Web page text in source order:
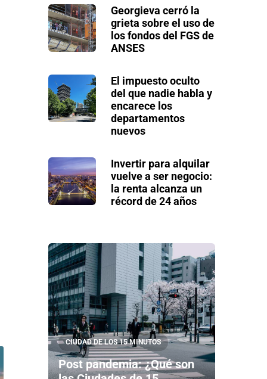
Georgieva cerró la
grieta sobre el uso de
los fondos del FGS de
ANSES
El impuesto oculto
del que nadie habla y
encarece los
departamentos
nuevos
Invertir para alquilar
vuelve a ser negocio:
la renta alcanza un
récord de 24 años
CIUDAD DE LOS 15 MINUTOS
Post pandemia: ¿Qué son